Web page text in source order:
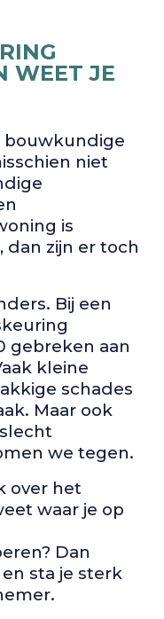
WEET JE
bouwkundige
niet
is
zijn er toch
Bij een
gebreken aan
kleine
schades
Maar ook
we tegen.
over het
waar je op
Dan
sta je sterk